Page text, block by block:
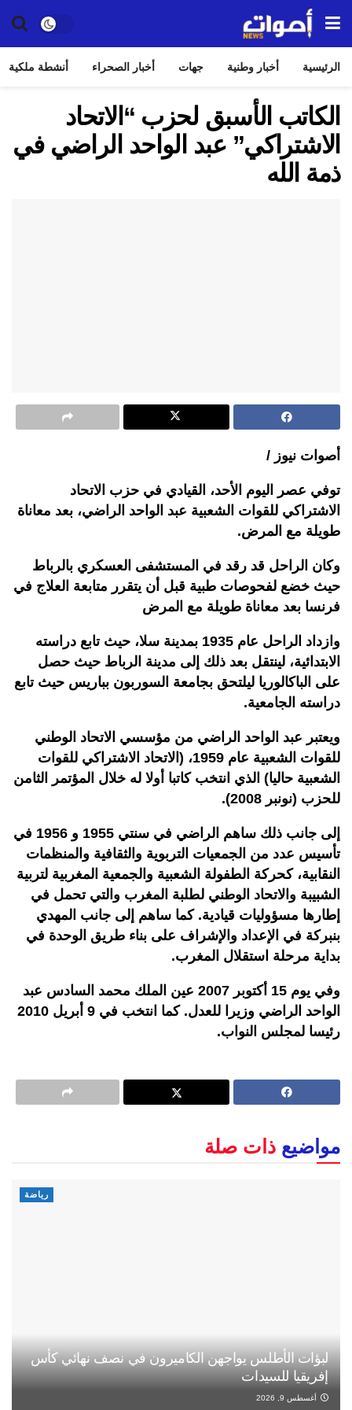
الرئيسية أخبار وطنية جهات أخبار الصحراء أنشطة ملكية
الكاتب الأسبق لحزب “الاتحاد
الاشتراكي” عبد الواحد الراضي في
ذمة الله
أصوات نيوز /
توفي عصر اليوم الأحد، القيادي في حزب الاتحاد
الاشتراكي للقوات الشعبية عبد الواحد الراضي، بعد معاناة
طويلة مع المرض.
وكان الراحل قد رقد في المستشفى العسكري بالرباط
حيث خضع لفحوصات طبية قبل أن يتقرر متابعة العلاج في
فرنسا بعد معاناة طويلة مع المرض
وازداد الراحل عام 1935 بمدينة سلا، حيث تابع دراسته
الابتدائية، لينتقل بعد ذلك إلى مدينة الرباط حيث حصل
على الباكالوريا ليلتحق بجامعة السوربون بباريس حيث تابع
دراسته الجامعية.
ويعتبر عبد الواحد الراضي من مؤسسي الاتحاد الوطني
للقوات الشعبية عام 1959، (الاتحاد الاشتراكي للقوات
الشعبية حاليا) الذي انتخب كاتبا أولا له خلال المؤتمر الثامن
للحزب (نونبر 2008).
إلى جانب ذلك ساهم الراضي في سنتي 1955 و 1956 في
تأسيس عدد من الجمعيات التربوية والثقافية والمنظمات
النقابية، كحركة الطفولة الشعبية والجمعية المغربية لتربية
الشبيبة والاتحاد الوطني لطلبة المغرب والتي تحمل في
إطارها مسؤوليات قيادية. كما ساهم إلى جانب المهدي
بنبركة في الإعداد والإشراف على بناء طريق الوحدة في
بداية مرحلة استقلال المغرب.
وفي يوم 15 أكتوبر 2007 عين الملك محمد السادس عبد
الواحد الراضي وزيرا للعدل. كما انتخب في 9 أبريل 2010
رئيسا لمجلس النواب.
مواضيع ذات صلة
رياضة
لبؤات الأطلس يواجهن الكاميرون في نصف نهائي كأس
إفريقيا للسيدات
أغسطس 9, 2026